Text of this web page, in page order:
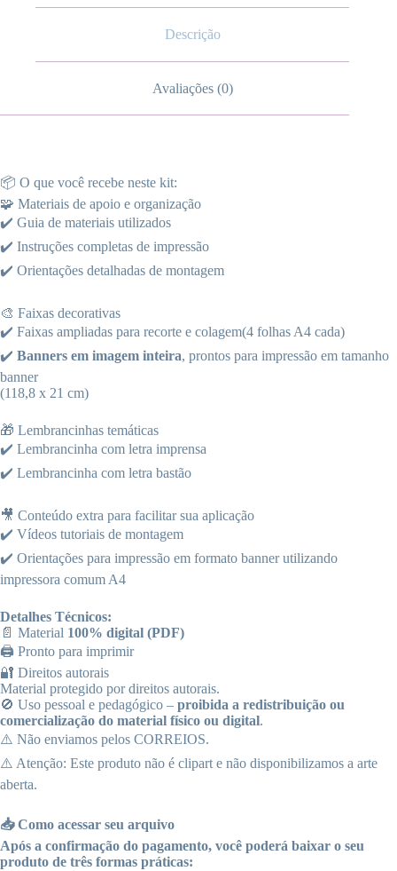
Descrição
Avaliações (0)
📦 O que você recebe neste kit:
🧩 Materiais de apoio e organização
✔️ Guia de materiais utilizados
✔️ Instruções completas de impressão
✔️ Orientações detalhadas de montagem
🎨 Faixas decorativas
✔️ Faixas ampliadas para recorte e colagem(4 folhas A4 cada)
✔️ Banners em imagem inteira, prontos para impressão em tamanho
banner
(118,8 x 21 cm)
🎁 Lembrancinhas temáticas
✔️ Lembrancinha com letra imprensa
✔️ Lembrancinha com letra bastão
🎥 Conteúdo extra para facilitar sua aplicação
✔️ Vídeos tutoriais de montagem
✔️ Orientações para impressão em formato banner utilizando
impressora comum A4
Detalhes Técnicos:
📄 Material 100% digital (PDF)
🖨️ Pronto para imprimir
🔐 Direitos autorais
Material protegido por direitos autorais.
🚫 Uso pessoal e pedagógico – proibida a redistribuição ou
comercialização do material físico ou digital.
⚠️ Não enviamos pelos CORREIOS.
⚠️ Atenção: Este produto não é clipart e não disponibilizamos a arte
aberta.
📥 Como acessar seu arquivo
Após a confirmação do pagamento, você poderá baixar o seu
produto de três formas práticas: